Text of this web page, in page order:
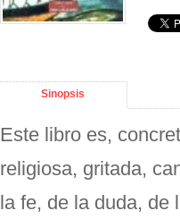
Sinopsis
Este libro es,
religiosa, gritada,
la fe, de la duda, de